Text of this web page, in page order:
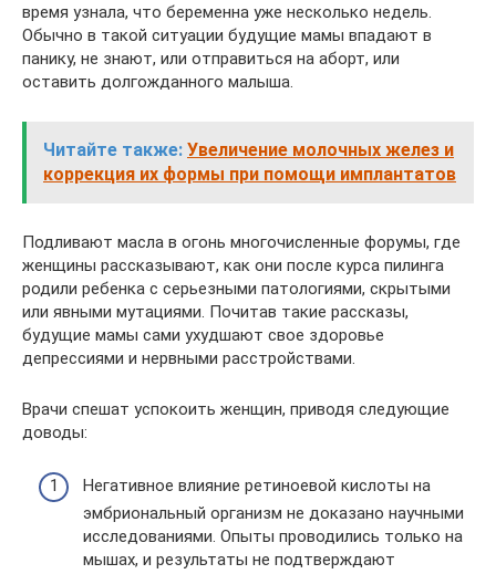
время узнала, что беременна уже несколько недель.
Обычно в такой ситуации будущие мамы впадают в
панику, не знают, или отправиться на аборт, или
оставить долгожданного малыша.
Читайте также: Увеличение молочных желез и
коррекция их формы при помощи имплантатов
Подливают масла в огонь многочисленные форумы, где
женщины рассказывают, как они после курса пилинга
родили ребенка с серьезными патологиями, скрытыми
или явными мутациями. Почитав такие рассказы,
будущие мамы сами ухудшают свое здоровье
депрессиями и нервными расстройствами.
Врачи спешат успокоить женщин, приводя следующие
доводы:
Негативное влияние ретиноевой кислоты на
эмбриональный организм не доказано научными
исследованиями. Опыты проводились только на
мышах, и результаты не подтверждают